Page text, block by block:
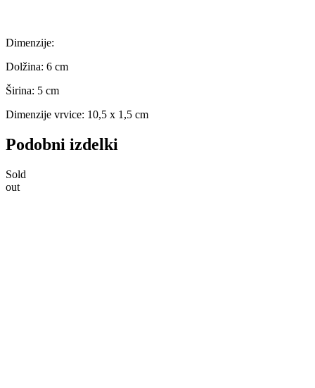
Dimenzije:
Dolžina: 6 cm
Širina: 5 cm
Dimenzije vrvice: 10,5 x 1,5 cm
Podobni izdelki
Sold
out